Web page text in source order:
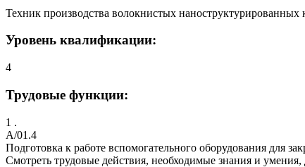
Техник производства волокнистых
Уровень квалификации:
4
Трудовые функции:
1 .
A/01.4
Подготовка к работе вспомогательного оборудования для
Смотреть трудовые действия, необходимые знания и